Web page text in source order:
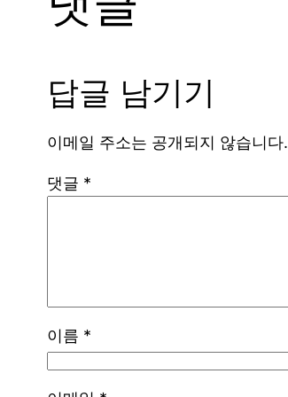
답글 남기기
이메일 주소는 공개되지 않습니다.
댓글 *
이름 *